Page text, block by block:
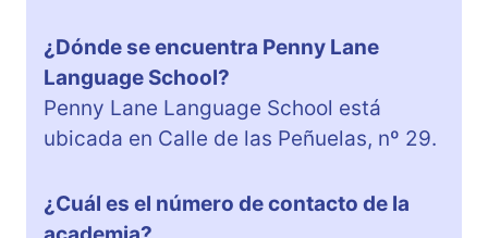
¿Dónde se encuentra Penny Lane
Language School?
Penny Lane Language School está
ubicada en Calle de las Peñuelas, nº 29.
¿Cuál es el número de contacto de la